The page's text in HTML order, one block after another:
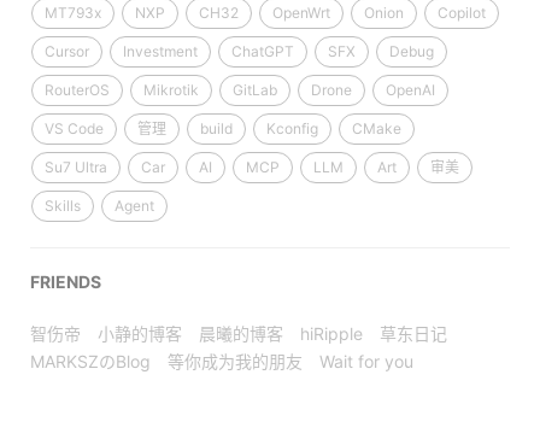
MT793x NXP CH32 OpenWrt Onion Copilot
Cursor Investment ChatGPT SFX Debug
RouterOS Mikrotik GitLab Drone OpenAI
VS Code 管理 build Kconfig CMake
Su7 Ultra Car AI MCP LLM Art 审美
Skills Agent
FRIENDS
智伤帝 小静的博客 晨曦的博客 hiRipple
草东日记
MARKSZのBlog
等你成为我的朋友 Wait for you